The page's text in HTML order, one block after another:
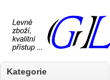
Kategorie